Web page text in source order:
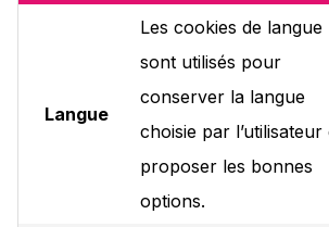
Langue
Les cookies de langue
sont utilisés pour
conserver la langue
choisie par l’utilisateur
proposer les bonnes
options.